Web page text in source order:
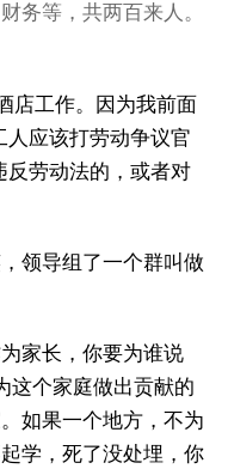
务等，共两百来人。
店工作。因为我前面
应该打劳动争议官
反劳动法的，或者对
领导组了一个群叫做
家长，你要为谁说
这个家庭做出贡献的
如果一个地方，不为
学，死了没处埋，你